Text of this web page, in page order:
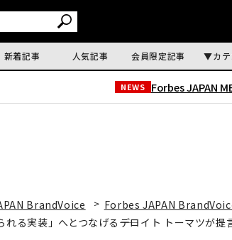
新着記事 人気記事 会員限定記事 カ
NEWS Forbes JAPAN
BrandVoice
Forbes JAPAN
る実装」へとつなげる――デロイト トーマツが